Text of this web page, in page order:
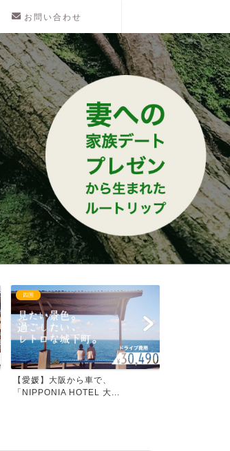
お問い合わせ
大阪から日帰りドライブ
こんなお寺があったのか！関西の絶
景寺８選